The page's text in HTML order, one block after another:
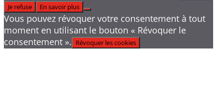
Je refuse
En savoir plus
Vous pouvez révoquer votre consentement à tout
moment en utilisant le bouton « Révoquer le
consentement ». Révoquer les cookies